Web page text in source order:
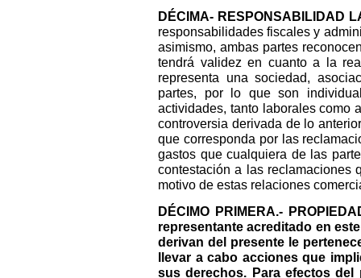
DÉCIMA- RESPONSABILIDAD
responsabilidades fiscales y
asimismo, ambas partes
tendrá validez en cuanto a la
representa una sociedad,
partes, por lo que son
actividades, tanto laborales como
controversia derivada de lo
que corresponda por las
gastos que cualquiera de las
contestación a las reclamaciones
motivo de estas relaciones
DÉCIMO PRIMERA.-
representante acreditado en
derivan del presente le
llevar a cabo acciones que
sus derechos. Para efectos